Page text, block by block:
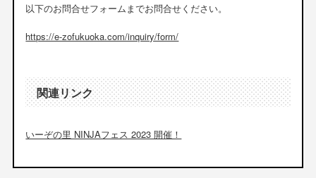
以下のお問合せフォームまでお問合せください。
https://e-zofukuoka.com/inquiry/form/
関連リンク
いーぞの里 NINJAフェス 2023 開催！